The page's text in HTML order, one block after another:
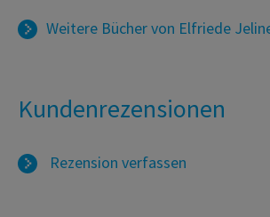
Weitere Bücher von Elfriede
Kundenrezensionen
Rezension verfassen